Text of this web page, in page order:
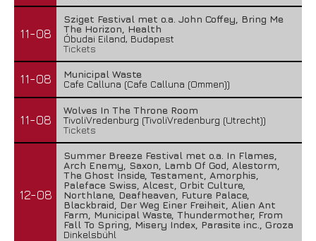
11-08
Sziget Festival met o.a. John Coffey, Bring Me
The Horizon, Health
Óbudai Eiland, Budapest
Tickets
11-08
Municipal Waste
Cafe Calluna (Cafe Calluna (Ommen))
11-08
Wolves In The Throne Room
TivoliVredenburg (TivoliVredenburg (Utrecht))
Tickets
12-08
Summer Breeze Festival met o.a. In Flames,
Arch Enemy, Saxon, Lamb Of God, Alestorm,
The Ghost Inside, Testament, Amorphis,
Paleface Swiss, Alcest, Orbit Culture,
Northlane, Deafheaven, Future Palace,
Blackbraid, Der Weg Einer Freiheit, Alien Ant
Farm, Municipal Waste, Thundermother, From
Fall To Spring, Misery Index, Parasite inc., Groza
Dinkelsbühl